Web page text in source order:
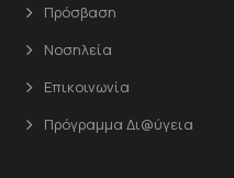
Πρόσβαση
Νοσηλεία
Επικοινωνία
Πρόγραμμα Δι@ύγεια